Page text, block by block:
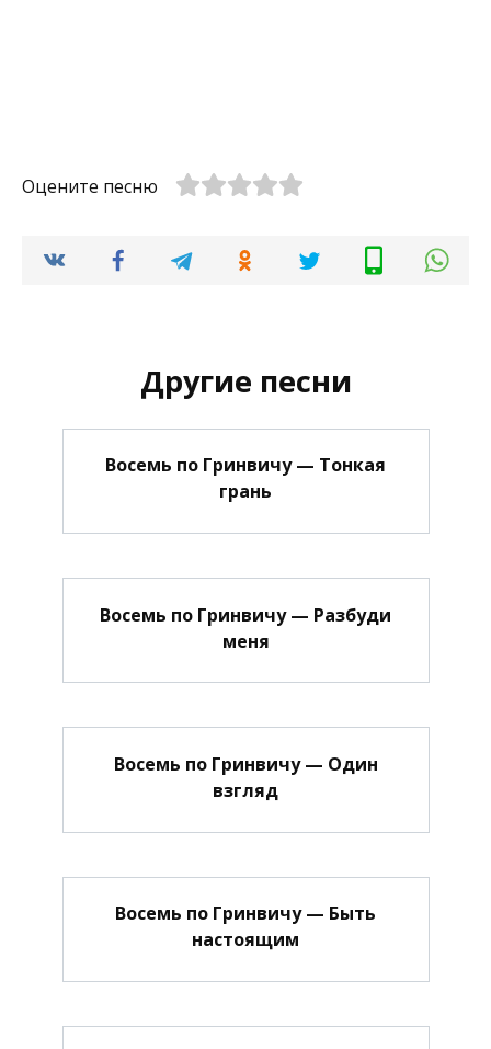
Оцените песню
Другие песни
Восемь по Гринвичу — Тонкая
грань
Восемь по Гринвичу — Разбуди
меня
Восемь по Гринвичу — Один
взгляд
Восемь по Гринвичу — Быть
настоящим